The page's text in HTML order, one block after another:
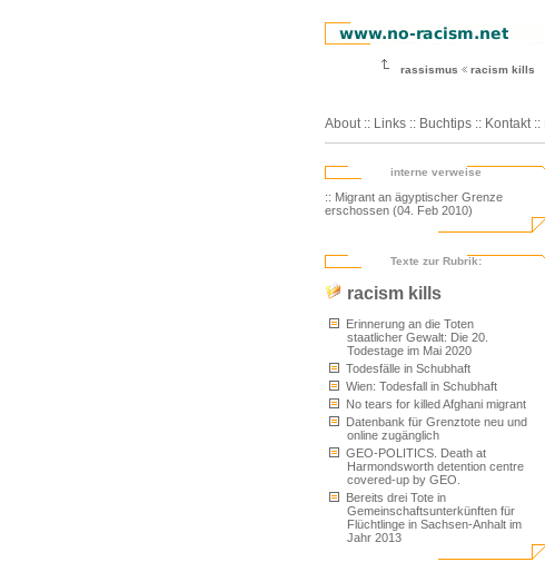
rassismus racism kills
About :: Links :: Buchtips :: Kontakt ::
interne verweise
:: Migrant an ägyptischer Grenze
erschossen (04. Feb 2010)
Texte zur Rubrik:
racism kills
Erinnerung an die Toten
staatlicher Gewalt: Die 20.
Todestage im Mai 2020
Todesfälle in Schubhaft
Wien: Todesfall in Schubhaft
No tears for killed Afghani migrant
Datenbank für Grenztote neu und
online zugänglich
GEO-POLITICS. Death at
Harmondsworth detention centre
covered-up by GEO.
Bereits drei Tote in
Gemeinschaftsunterkünften für
Flüchtlinge in Sachsen-Anhalt im
Jahr 2013